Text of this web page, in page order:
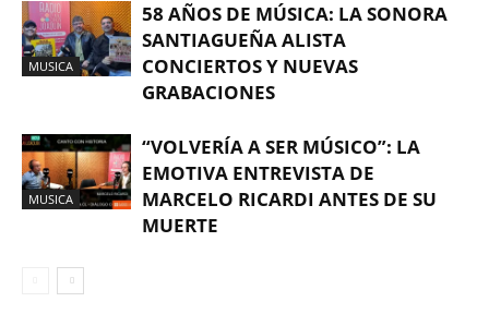
MUSICA
58 AÑOS DE MÚSICA: LA SONORA
SANTIAGUEÑA ALISTA
CONCIERTOS Y NUEVAS
GRABACIONES
MUSICA
“VOLVERÍA A SER MÚSICO”: LA
EMOTIVA ENTREVISTA DE
MARCELO RICARDI ANTES DE SU
MUERTE